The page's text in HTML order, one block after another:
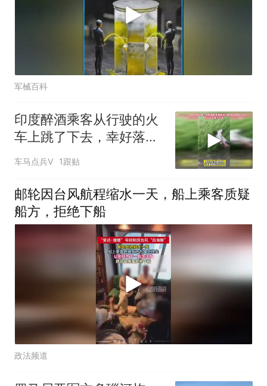
军械百科
印度醉酒乘客从行驶的火
车上跳了下去，幸好落地
时没有撞到柱子
车马点兵V 1跟贴
邮轮因台风航程缩水一天，船上乘客质疑
船方，拒绝下船
政法频道